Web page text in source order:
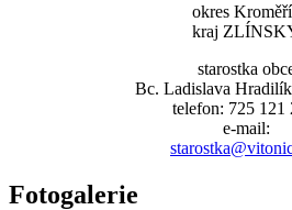
okres
kraj
starostka
Bc. Ladislava
telefon: 725 121
e-mail:
Fotogalerie